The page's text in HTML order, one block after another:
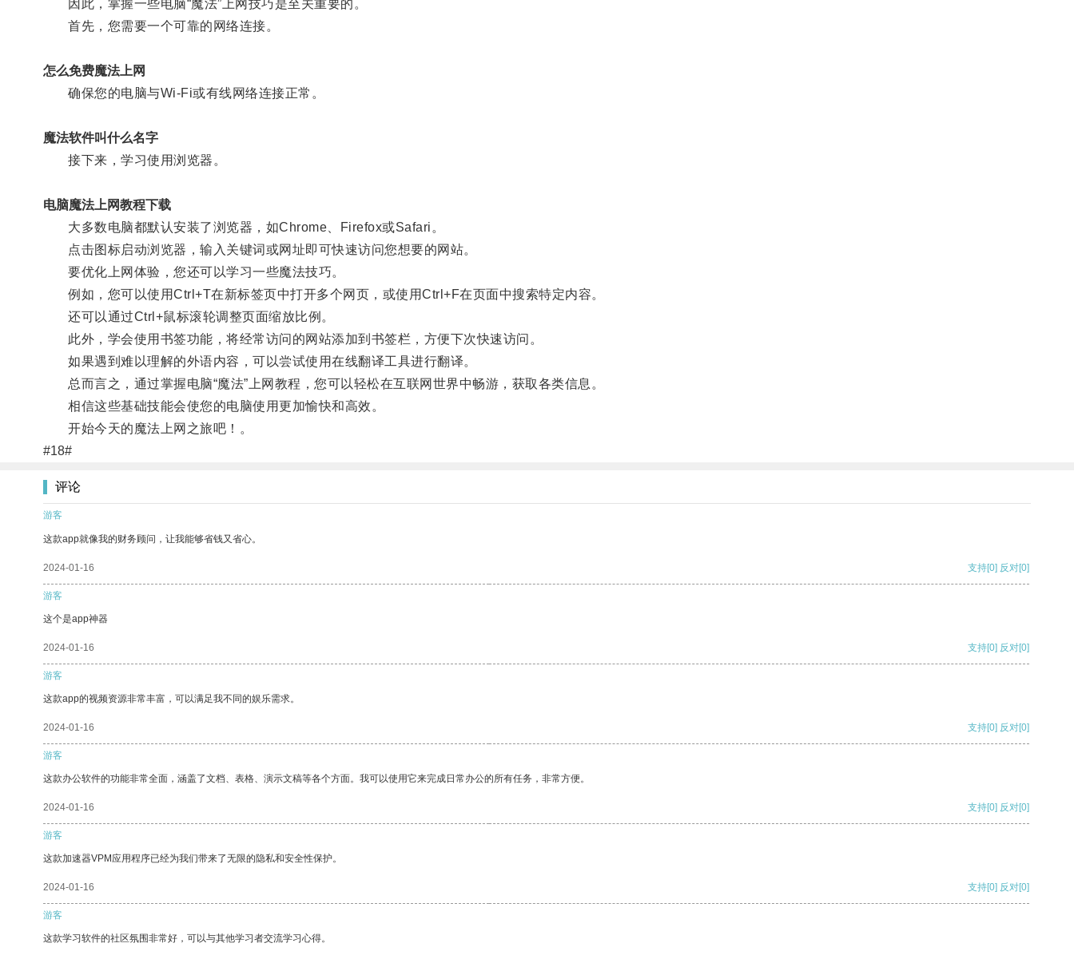
因此，掌握一些电脑“魔法”上网技巧是至关重要的。
首先，您需要一个可靠的网络连接。
怎么免费魔法上网
确保您的电脑与Wi-Fi或有线网络连接正常。
魔法软件叫什么名字
接下来，学习使用浏览器。
电脑魔法上网教程下载
大多数电脑都默认安装了浏览器，如Chrome、Firefox或Safari。
点击图标启动浏览器，输入关键词或网址即可快速访问您想要的网站。
要优化上网体验，您还可以学习一些魔法技巧。
例如，您可以使用Ctrl+T在新标签页中打开多个网页，或使用Ctrl+F在页面中搜索特定内容。
还可以通过Ctrl+鼠标滚轮调整页面缩放比例。
此外，学会使用书签功能，将经常访问的网站添加到书签栏，方便下次快速访问。
如果遇到难以理解的外语内容，可以尝试使用在线翻译工具进行翻译。
总而言之，通过掌握电脑“魔法”上网教程，您可以轻松在互联网世界中畅游，获取各类信息。
相信这些基础技能会使您的电脑使用更加愉快和高效。
开始今天的魔法上网之旅吧！。
#18#
评论
游客
这款app就像我的财务顾问，让我能够省钱又省心。
2024-01-16 支持[0] 反对[0]
游客
这个是app神器
2024-01-16 支持[0] 反对[0]
游客
这款app的视频资源非常丰富，可以满足我不同的娱乐需求。
2024-01-16 支持[0] 反对[0]
游客
这款办公软件的功能非常全面，涵盖了文档、表格、演示文稿等各个方面。我可以使用它来完成日常办公的所有任务，非常方便。
2024-01-16 支持[0] 反对[0]
游客
这款加速器VPM应用程序已经为我们带来了无限的隐私和安全性保护。
2024-01-16 支持[0] 反对[0]
游客
这款学习软件的社区氛围非常好，可以与其他学习者交流学习心得。